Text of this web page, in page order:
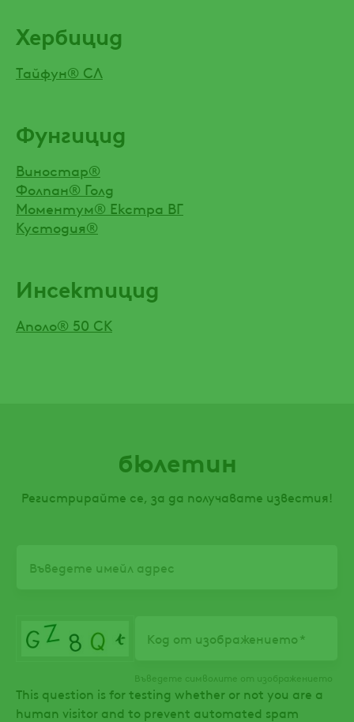
Хербицид
Тайфун® СЛ
Фунгицид
Виностар®
Фолпан® Голд
Моментум® Екстра ВГ
Кустодия®
Инсектицид
Аполо® 50 СК
бюлетин
Регистрирайте се, за да получавате известия!
Код от изображението
Въведете символите от изображението
This question is for testing whether or not you are a
human visitor and to prevent automated spam